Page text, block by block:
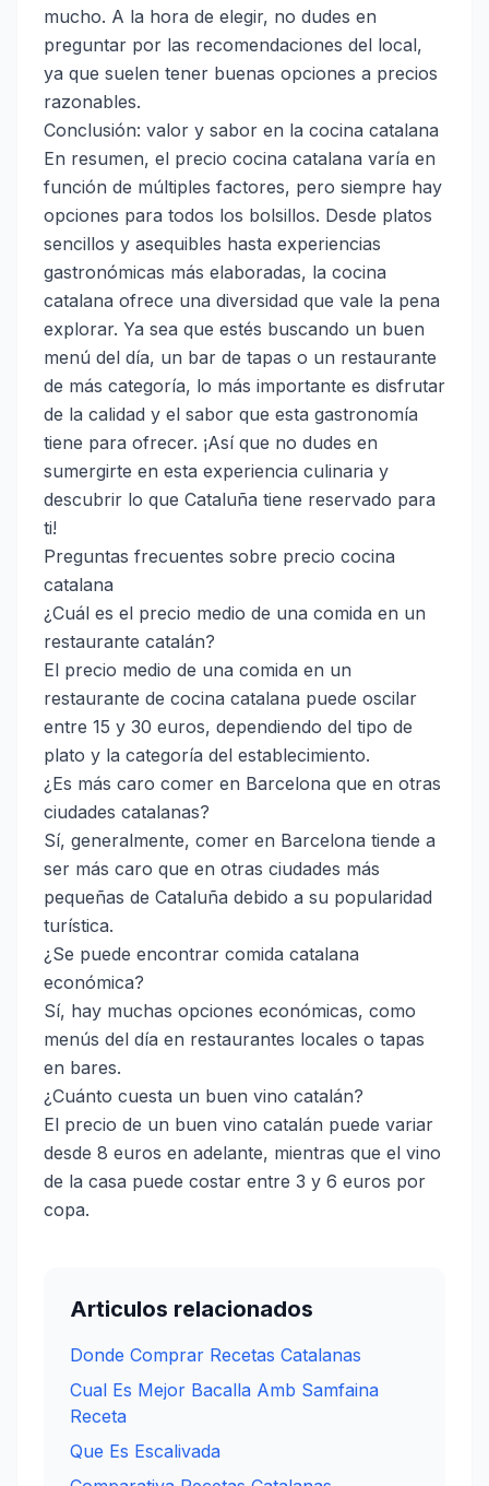
mucho. A la hora de elegir, no dudes en
preguntar por las recomendaciones del local,
ya que suelen tener buenas opciones a precios
razonables.
Conclusión: valor y sabor en la cocina catalana
En resumen, el precio cocina catalana varía en
función de múltiples factores, pero siempre hay
opciones para todos los bolsillos. Desde platos
sencillos y asequibles hasta experiencias
gastronómicas más elaboradas, la cocina
catalana ofrece una diversidad que vale la pena
explorar. Ya sea que estés buscando un buen
menú del día, un bar de tapas o un restaurante
de más categoría, lo más importante es disfrutar
de la calidad y el sabor que esta gastronomía
tiene para ofrecer. ¡Así que no dudes en
sumergirte en esta experiencia culinaria y
descubrir lo que Cataluña tiene reservado para
ti!
Preguntas frecuentes sobre precio cocina
catalana
¿Cuál es el precio medio de una comida en un
restaurante catalán?
El precio medio de una comida en un
restaurante de cocina catalana puede oscilar
entre 15 y 30 euros, dependiendo del tipo de
plato y la categoría del establecimiento.
¿Es más caro comer en Barcelona que en otras
ciudades catalanas?
Sí, generalmente, comer en Barcelona tiende a
ser más caro que en otras ciudades más
pequeñas de Cataluña debido a su popularidad
turística.
¿Se puede encontrar comida catalana
económica?
Sí, hay muchas opciones económicas, como
menús del día en restaurantes locales o tapas
en bares.
¿Cuánto cuesta un buen vino catalán?
El precio de un buen vino catalán puede variar
desde 8 euros en adelante, mientras que el vino
de la casa puede costar entre 3 y 6 euros por
copa.
Articulos relacionados
Donde Comprar Recetas Catalanas
Cual Es Mejor Bacalla Amb Samfaina
Receta
Que Es Escalivada